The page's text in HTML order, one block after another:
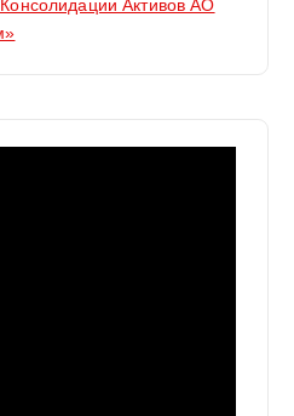
Активов АО